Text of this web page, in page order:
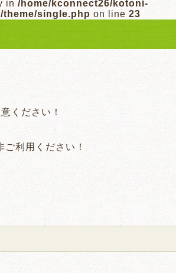
in /home/kconnect26/kotoni-
single.php on line 23
ください！
ご利用ください！